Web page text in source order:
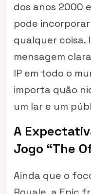
dos anos 2000
pode
qualquer coisa.
mensagem
IP em todo o
importa quão
um lar e um
A
Jogo “The
Ainda que o